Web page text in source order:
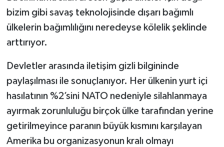
bizim gibi savaş teknolojisinde dışarı bağımlı
ülkelerin bağımlılığını neredeyse kölelik şeklinde
arttırıyor.
Devletler arasında iletişim gizli bilgininde
paylaşılması ile sonuçlanıyor. Her ülkenin yurt içi
hasılatının %2’sini NATO nedeniyle silahlanmaya
ayırmak zorunluluğu birçok ülke tarafından yerine
getirilmeyince paranın büyük kısmını karşılayan
Amerika bu organizasyonun kralı olmayı